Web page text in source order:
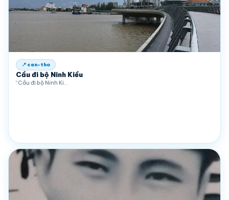
📍 can-tho
Cầu đi bộ Ninh Kiều
“Cầu đi bộ Ninh Ki…